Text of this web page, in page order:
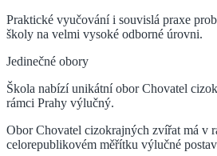
Praktické vyučování i souvislá praxe
školy na velmi vysoké odborné úrovni.
Jedinečné obory
Škola nabízí unikátní obor Chovatel
rámci Prahy výlučný.
Obor Chovatel cizokrajných zvířat má v
celorepublikovém měřítku výlučné